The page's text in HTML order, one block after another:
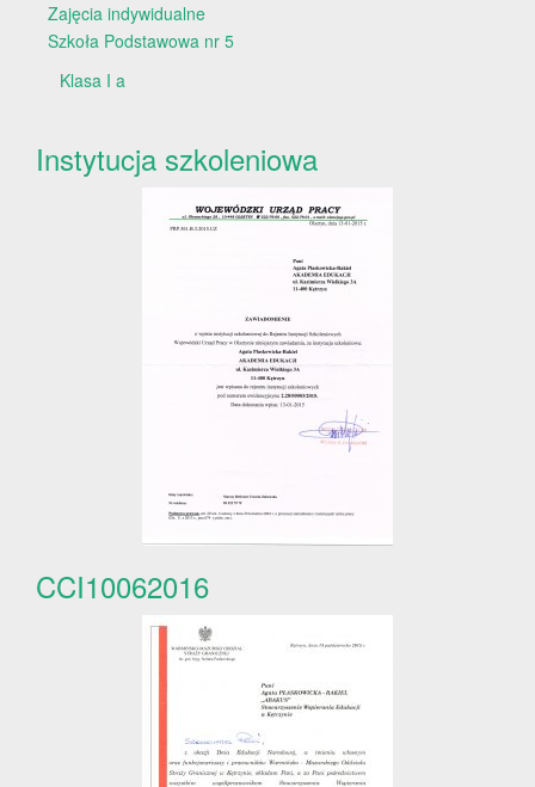
Zajęcia indywidualne
Szkoła Podstawowa nr 5
Klasa I a
Instytucja szkoleniowa
CCI10062016